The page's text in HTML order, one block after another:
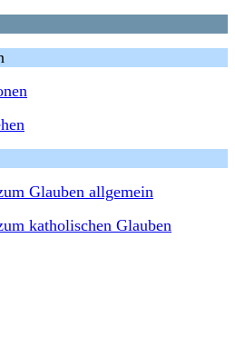
Glauben allgemein
katholischen Glauben